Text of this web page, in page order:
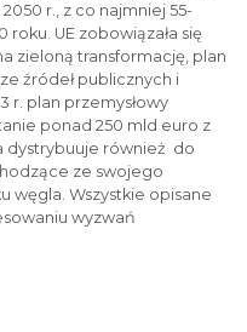
r., z co najmniej 55-
UE zobowiązała się
zieloną transformację, plan
źródeł publicznych i
r. plan przemysłowy
ponad 250 mld euro z
dystrybuuje również do
ze swojego
węgla. Wszystkie opisane
wyzwań